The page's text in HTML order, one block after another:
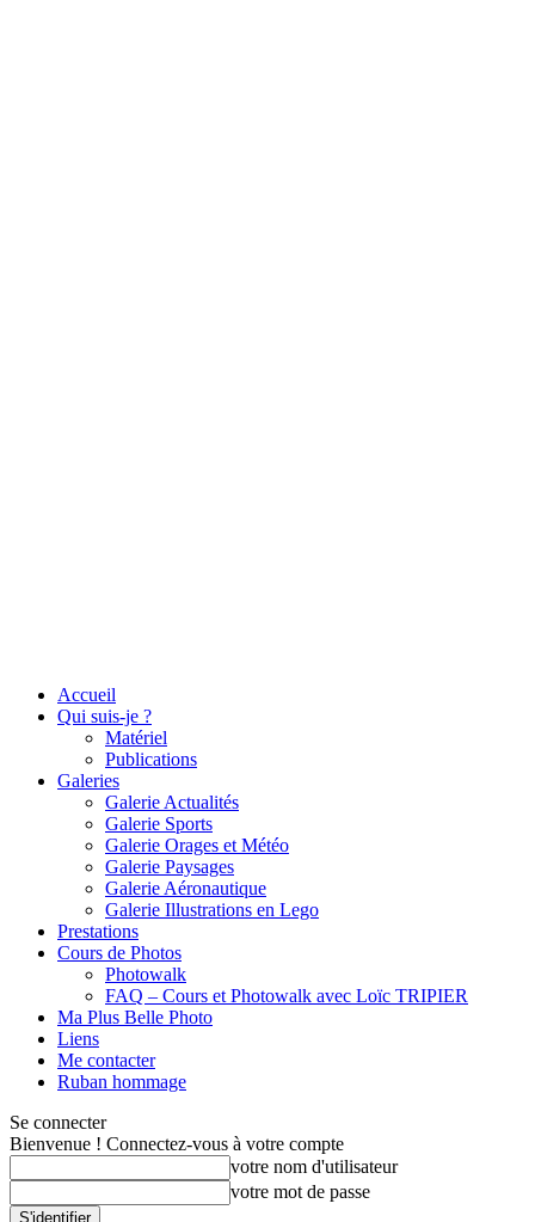
Accueil
Qui suis-je ?
Matériel
Publications
Galeries
Galerie Actualités
Galerie Sports
Galerie Orages et Météo
Galerie Paysages
Galerie Aéronautique
Galerie Illustrations en Lego
Prestations
Cours de Photos
Photowalk
FAQ – Cours et Photowalk avec Loïc TRIPIER
Ma Plus Belle Photo
Liens
Me contacter
Ruban hommage
Se connecter
Bienvenue ! Connectez-vous à votre compte
votre nom d'utilisateur
votre mot de passe